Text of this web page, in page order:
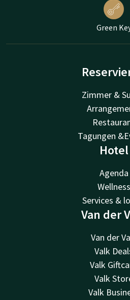
Green
Zimmer &
Tagungen
Hotel
Agenda
Wellness
Services &
Van der
Van der
Valk
Valk
Valk
Valk